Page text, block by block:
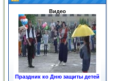
Видео
Праздник ко Дню защиты детей